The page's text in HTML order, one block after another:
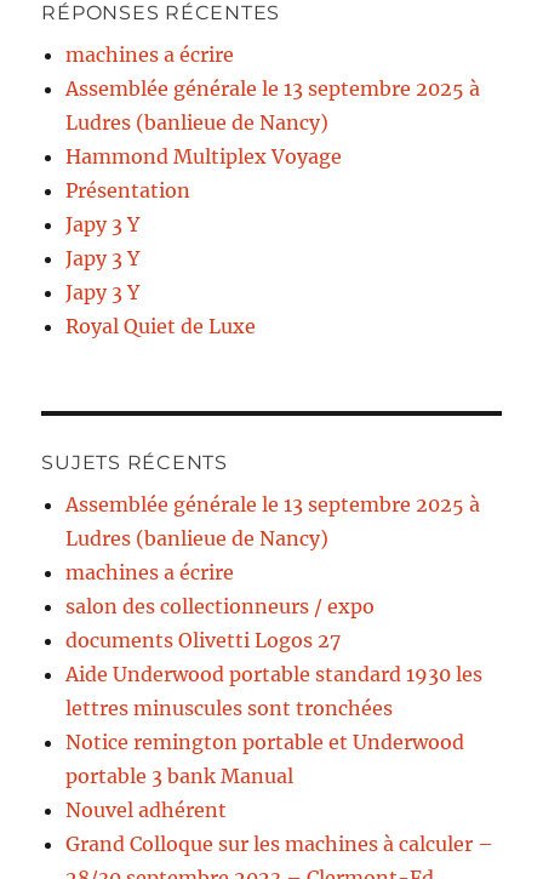
RÉPONSES RÉCENTES
machines a écrire
Assemblée générale le 13 septembre 2025 à
Ludres (banlieue de Nancy)
Hammond Multiplex Voyage
Présentation
Japy 3 Y
Japy 3 Y
Japy 3 Y
Royal Quiet de Luxe
SUJETS RÉCENTS
Assemblée générale le 13 septembre 2025 à
Ludres (banlieue de Nancy)
machines a écrire
salon des collectionneurs / expo
documents Olivetti Logos 27
Aide Underwood portable standard 1930 les
lettres minuscules sont tronchées
Notice remington portable et Underwood
portable 3 bank Manual
Nouvel adhérent
Grand Colloque sur les machines à calculer –